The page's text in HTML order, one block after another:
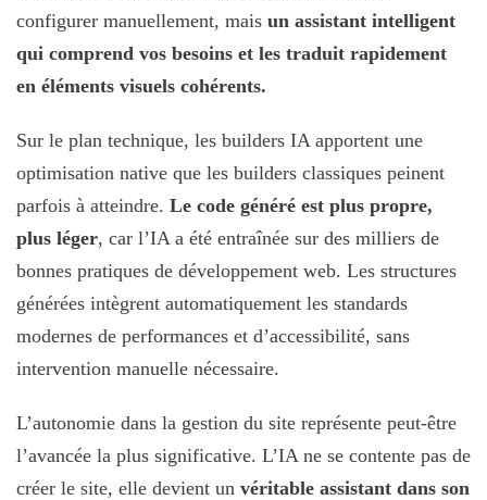
configurer manuellement, mais un assistant intelligent
qui comprend vos besoins et les traduit rapidement
en éléments visuels cohérents.
Sur le plan technique, les builders IA apportent une
optimisation native que les builders classiques peinent
parfois à atteindre. Le code généré est plus propre,
plus léger, car l’IA a été entraînée sur des milliers de
bonnes pratiques de développement web. Les structures
générées intègrent automatiquement les standards
modernes de performances et d’accessibilité, sans
intervention manuelle nécessaire.
L’autonomie dans la gestion du site représente peut-être
l’avancée la plus significative. L’IA ne se contente pas de
créer le site, elle devient un véritable assistant dans son